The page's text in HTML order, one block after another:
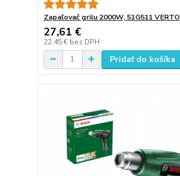
Zapaľovač grilu 2000W, 51G511 VERTO
27,61 €
22,45 € bez DPH
Pridať do košíka